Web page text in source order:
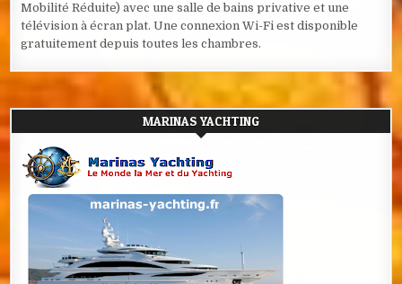
Mobilité Réduite) avec une salle de bains privative et une
télévision à écran plat. Une connexion Wi-Fi est disponible
gratuitement depuis toutes les chambres.
MARINAS YACHTING